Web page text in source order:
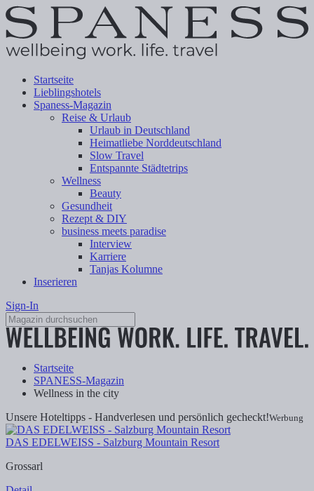
Startseite
Lieblingshotels
Spaness-Magazin
Reise & Urlaub
Urlaub in Deutschland
Heimatliebe Norddeutschland
Slow Travel
Entspannte Städtetrips
Wellness
Beauty
Gesundheit
Rezept & DIY
business meets paradise
Interview
Karriere
Tanjas Kolumne
Inserieren
Sign-In
Startseite
SPANESS-Magazin
Wellness in the city
Unsere Hoteltipps - Handverlesen und persönlich gecheckt!Werbung
DAS EDELWEISS - Salzburg Mountain Resort
Grossarl